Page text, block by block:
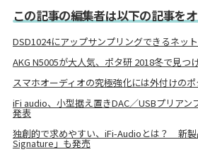
この記事の編集者は以下の記事を
DSD1024にアップサンプリングできるネット
AKG N5005が大人気、ポタ研 2018冬で見つ
スマホオーディオの究極強化には外付けの
iFi audio、小型据え置きDAC／USBプリアン
発表
独創的で求めやすい、iFi-Audioとは？ 新製
Signature」も発売